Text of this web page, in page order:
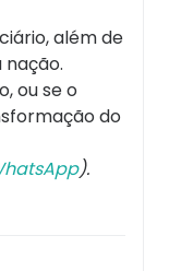
além de
ou se o
do
).